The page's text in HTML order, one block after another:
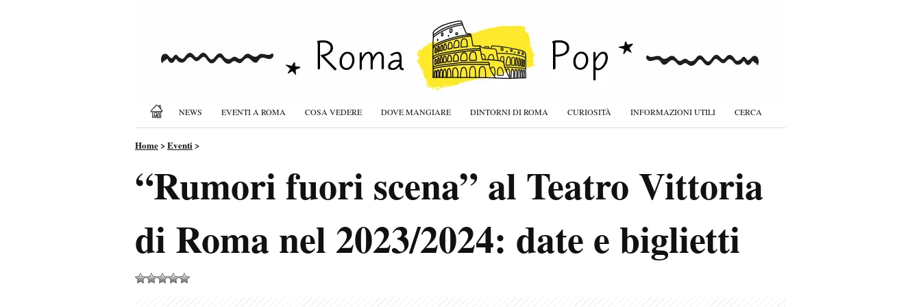
NEWS EVENTI A ROMA COSA VEDERE DOVE MANGIARE DINTORNI DI ROMA CURIOSITÀ INFORMAZIONI UTILI CERCA
Home>Eventi>
“Rumori fuori scena” al Teatro Vittoria
di Roma nel 2023/2024: date e biglietti